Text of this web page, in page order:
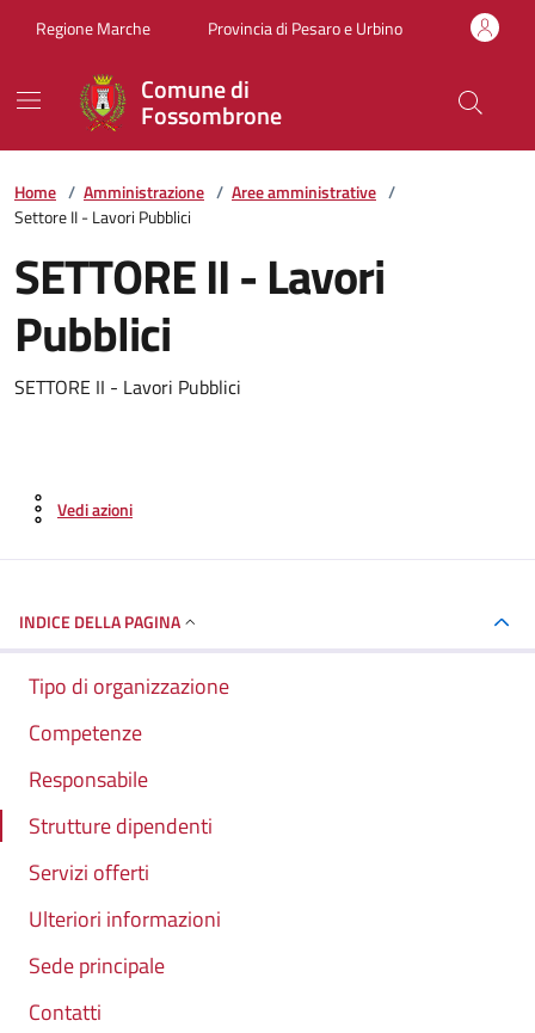
Regione Marche Provincia di Pesaro e Urbino
Comune di
Fossombrone
Home / Amministrazione / Aree amministrative /
Settore II - Lavori Pubblici
SETTORE II - Lavori
Pubblici
SETTORE II - Lavori Pubblici
Vedi azioni
INDICE DELLA PAGINA
Tipo di organizzazione
Competenze
Responsabile
Strutture dipendenti
Servizi offerti
Ulteriori informazioni
Sede principale
Contatti